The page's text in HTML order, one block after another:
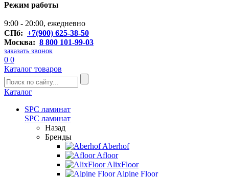
Режим работы
9:00 - 20:00, ежедневно
СПб: +7(900) 625-38-50
Москва: 8 800 101-99-03
заказать звонок
0 0
Каталог товаров
Каталог
SPC ламинат
SPC ламинат
Назад
Бренды
Aberhof
Afloor
AlixFloor
Alpine Floor